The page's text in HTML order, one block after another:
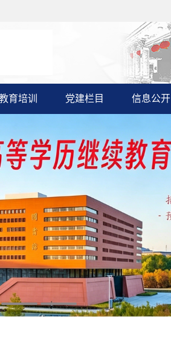
育培训 党建栏目 信息公开